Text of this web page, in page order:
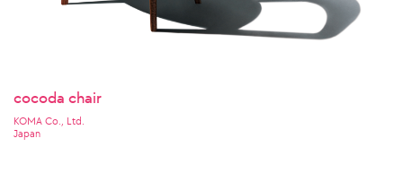
cocoda chair
KOMA Co., Ltd.
Japan